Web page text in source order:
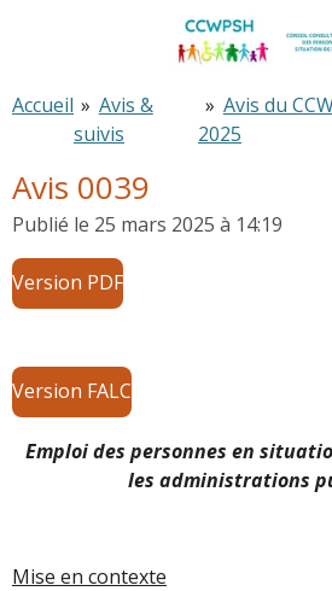
principal
Accueil » Avis &
suivis
» Avis du
2025
Avis 0039
Publié le 25 mars 2025 à 14:19
Version PDF
Version FALC
Emploi des personnes en
les administrations
Mise en contexte